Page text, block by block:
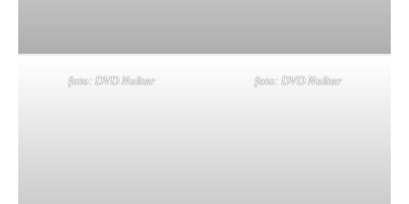
foto: DVD Nuštar foto: DVD Nuštar